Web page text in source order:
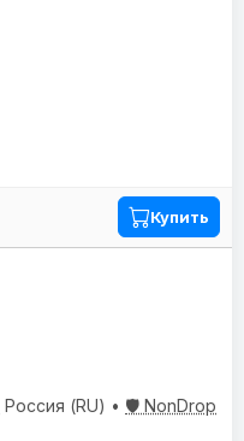
Купить
Россия (RU) • 🛡️ NonDrop